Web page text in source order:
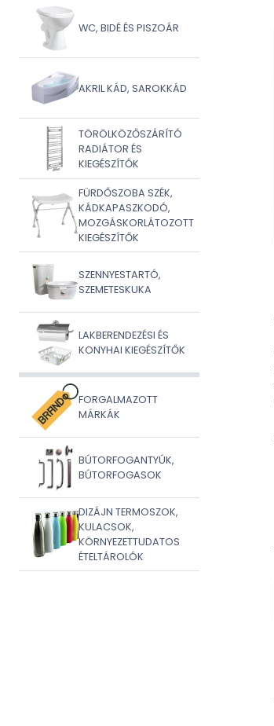
WC, BIDÉ ÉS PISZOÁR
AKRIL KÁD, SAROKKÁD
TÖRÖLKÖZŐSZÁRÍTÓ
RADIÁTOR ÉS
KIEGÉSZÍTŐK
FÜRDŐSZOBA SZÉK,
KÁDKAPASZKODÓ,
MOZGÁSKORLÁTOZOTT
KIEGÉSZÍTŐK
SZENNYESTARTÓ,
SZEMETESKUKA
LAKBERENDEZÉSI ÉS
KONYHAI KIEGÉSZÍTŐK
FORGALMAZOTT
MÁRKÁK
BÚTORFOGANTYÚK,
BÚTORFOGASOK
DIZÁJN TERMOSZOK,
KULACSOK,
KÖRNYEZETTUDATOS
ÉTELTÁROLÓK